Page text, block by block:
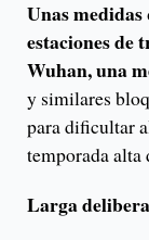
Unas
estaciones de
Wuhan, una
y similares
para dificultar
temporada
Larga